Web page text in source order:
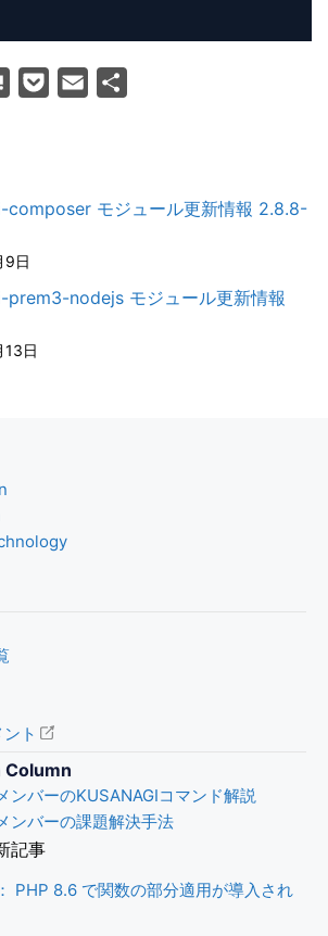
n
e
l
composer モジュール更新情報 2.8.8-
9日
prem3-nodejs モジュール更新情報
日
ト
Column
ンバーのKUSANAGIコマンド解説
ンバーの課題解決手法
記事
PHP 8.6 で関数の部分適用が導入され